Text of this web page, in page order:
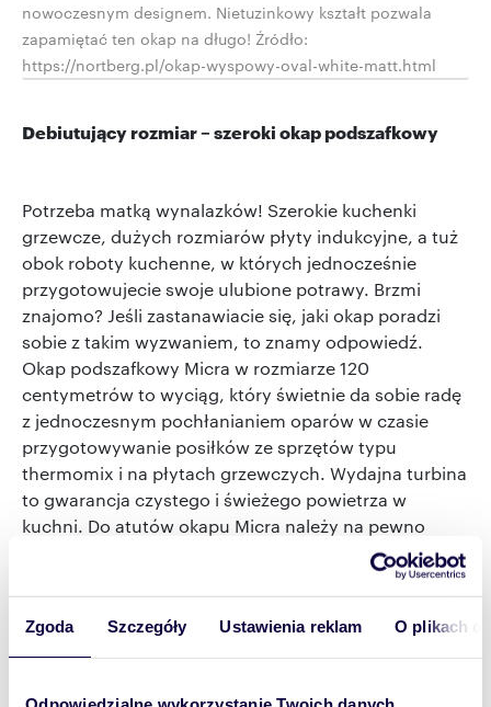
Zgoda Szczegóły Ustawienia reklam O plikach
nowoczesnym designem. Nietuzinkowy kształt pozwala
zapamiętać ten okap na długo! Źródło:
https://nortberg.pl/okap-wyspowy-oval-white-matt.html
Debiutujący rozmiar – szeroki okap podszafkowy
Potrzeba matką wynalazków! Szerokie kuchenki
grzewcze, dużych rozmiarów płyty indukcyjne, a tuż
obok roboty kuchenne, w których jednocześnie
przygotowujecie swoje ulubione potrawy. Brzmi
znajomo? Jeśli zastanawiacie się, jaki okap poradzi
sobie z takim wyzwaniem, to znamy odpowiedź.
Okap podszafkowy Micra w rozmiarze 120
centymetrów to wyciąg, który świetnie da sobie radę
z jednoczesnym pochłanianiem oparów w czasie
przygotowywanie posiłków ze sprzętów typu
thermomix i na płytach grzewczych. Wydajna turbina
to gwarancja czystego i świeżego powietrza w
kuchni. Do atutów okapu Micra należy na pewno
dodać: energooszczędne paski LED, które doświetlą
blat roboczy i kuchenkę, ale równie dobrze mogą
stanowić dodatkowe źródło światła w kuchni;
obwodowe pochłanianie oraz elektroniczne
sterowanie, dzięki któremu obsługa jest intuicyjna i